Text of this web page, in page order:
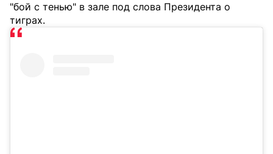
"бой с тенью" в зале под слова Президента о
тиграх.